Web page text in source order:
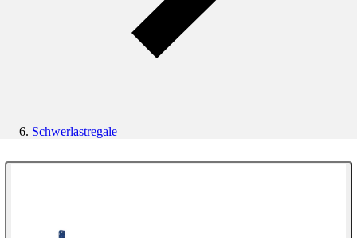
Schwerlastregale